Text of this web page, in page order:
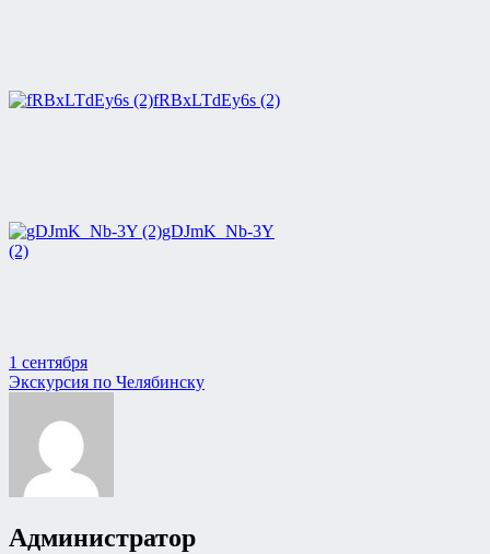
fRBxLTdEy6s (2)
gDJmK_Nb-3Y
(2)
Навигация
по
записям
1 сентября
Экскурсия по Челябинску
Администратор